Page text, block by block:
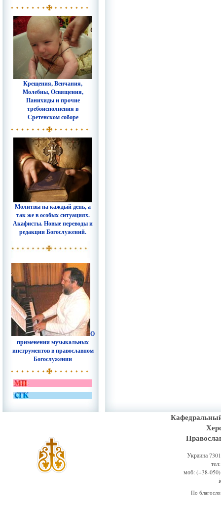
Крещения, Венчания,
Молебны, Освящения,
Панихиды и прочие
требоисполнения в
Сретенском соборе
Молитвы на каждый день, а
так же в особых ситуациях.
Акафисты. Новые переводы и
редакции Богослужений.
О
применении музыкальных
инструментов в православном
Богослужении
Украина
моб: (+38-
По